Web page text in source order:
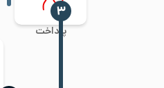
پرداخت
‍۳